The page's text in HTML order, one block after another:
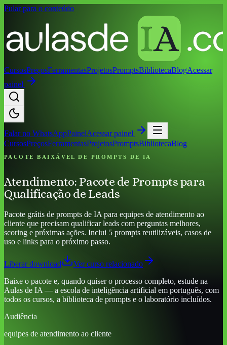
Pular para o conteúdo
CursosPreçosFerramentasProjetosPromptsBibliotecaBlogAcessar
painel
Falar no WhatsAppPainelAcessar painel
CursosPreçosFerramentasProjetosPromptsBibliotecaBlog
PACOTE BAIXÁVEL DE PROMPTS DE IA
Atendimento: Pacote de Prompts para
Qualificação de Leads
Pacote grátis de prompts de IA para equipes de atendimento ao
cliente que precisam qualificar leads com perguntas melhores,
scoring e próximas ações. Inclui 5 prompts reutilizáveis, casos de
uso e links para o próximo passo.
Liberar download
Ver curso relacionado
Baixe o pacote e, quando quiser o processo completo, estude na
Aulas de IA — a escola de inteligência artificial em português, com
todos os cursos, a biblioteca de prompts e o laboratório incluídos.
Audiência
equipes de atendimento ao cliente